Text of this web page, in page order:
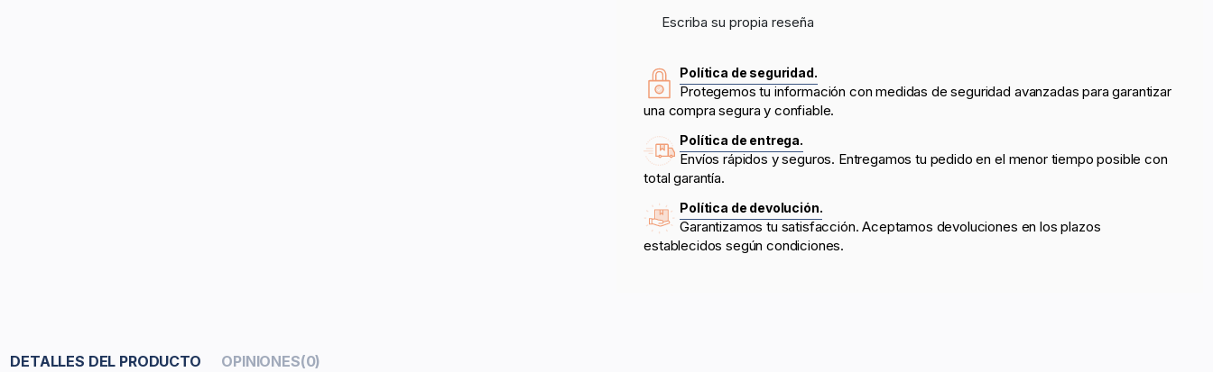
Escriba su propia reseña
Política de seguridad.
Protegemos tu información con medidas de seguridad avanzadas para garantizar
una compra segura y confiable.
Política de entrega.
Envíos rápidos y seguros. Entregamos tu pedido en el menor tiempo posible con
total garantía.
Política de devolución.
Garantizamos tu satisfacción. Aceptamos devoluciones en los plazos
establecidos según condiciones.
DETALLES DEL PRODUCTO OPINIONES(0)